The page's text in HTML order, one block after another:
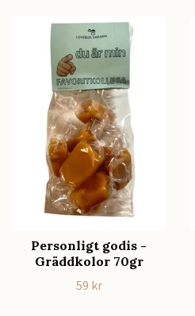
Personligt godis -
Gräddkolor 70gr
59 kr